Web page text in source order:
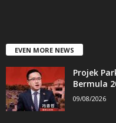
EVEN MORE NEWS
Projek
Bermula
09/08/2026